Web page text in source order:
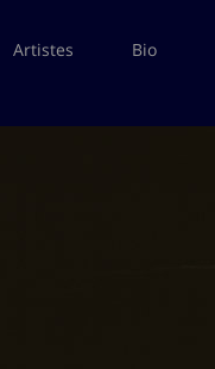
Artistes Bio